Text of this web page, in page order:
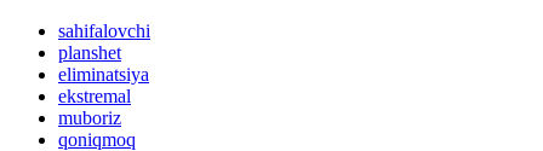
sahifalovchi
planshet
eliminatsiya
ekstremal
muboriz
qoniqmoq